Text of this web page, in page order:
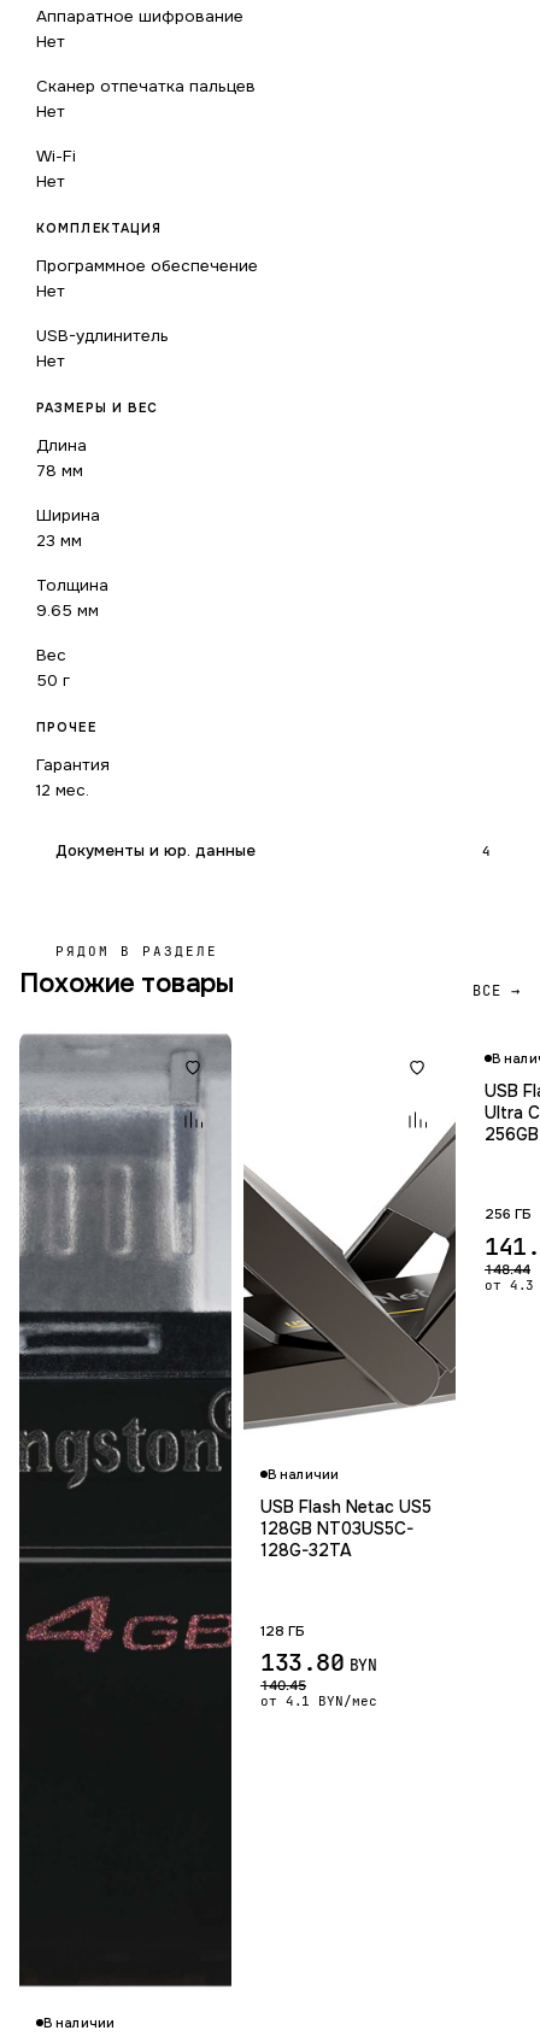
Аппаратное шифрование
Нет
Сканер отпечатка пальцев
Нет
Wi-Fi
Нет
КОМПЛЕКТАЦИЯ
Программное обеспечение
Нет
USB-удлинитель
Нет
РАЗМЕРЫ И ВЕС
Длина
78 мм
Ширина
23 мм
Толщина
9.65 мм
Вес
50 г
ПРОЧЕЕ
Гарантия
12 мес.
Документы и юр. данные 4
РЯДОМ В РАЗДЕЛЕ
Похожие товары ВСЕ →
В наличии
В наличии
USB Flash Netac US5
128GB NT03US5C-
128G-32TA
128 ГБ
133.80 BYN
140.45
от 4.1 BYN/мес
В
USB
Ultra
256 ГБ
148.44
от 4.3